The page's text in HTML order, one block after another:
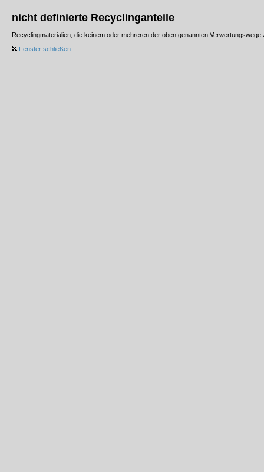
nicht definierte Recyclinganteile
Recyclingmaterialien, die keinem oder mehreren der oben genannten
Fenster schließen